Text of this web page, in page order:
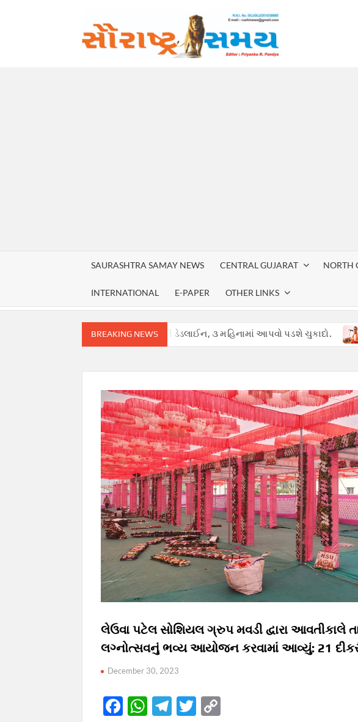
SAURASHTRA SAMAY NEWS CENTRAL GUJARAT NORTH
INTERNATIONAL E-PAPER OTHER LINKS
BREAKING NEWS
કોર્ટે હાઈકોર્ટ માટે નક્કી કરી ડેડલાઈન, ૩ મહિનામાં આપવો પડશે ચુકાદો.
લેઉવા પટેલ સોશિયલ ગ્રુપ મવડી દ્વારા આવતીકાલે
લગ્નોત્સવનું ભવ્ય આયોજન કરવામાં આવ્યું: 21
December 30, 2023
F
W T
T